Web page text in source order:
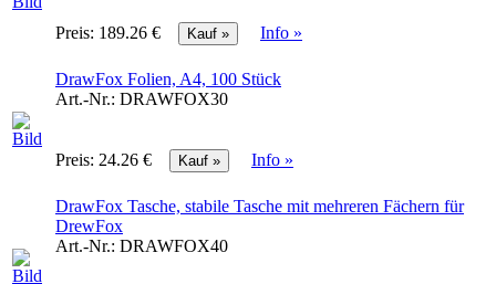
Preis: 189.26 € Info »
DrawFox Folien, A4, 100 Stück
Art.-Nr.: DRAWFOX30
Preis: 24.26 € Info »
DrawFox Tasche, stabile Tasche mit mehreren Fächern für
DrewFox
Art.-Nr.: DRAWFOX40